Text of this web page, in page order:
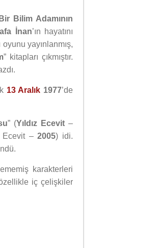
Bir Bilim Adamının
İnan’ın hayatını
oyunu yayınlanmış,
” kitapları çıkmıştır.
13 Aralık 1977’de
” (Yıldız Ecevit –
Ecevit –2005) idi.
karakterleri
iç çelişkiler